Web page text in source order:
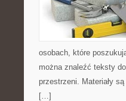
osobach, które
można znaleźć teksty
przestrzeni. Materiały
[…]